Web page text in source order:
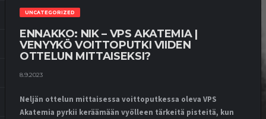
UNCATEGORIZED
ENNAKKO: NIK – VPS AKATEMIA |
VENYYKÖ VOITTOPUTKI VIIDEN
OTTELUN MITTAISEKSI?
8.9.2023
Neljän ottelun mittaisessa voittoputkessa oleva VPS
Akatemia pyrkii keräämään vyölleen tärkeitä pisteitä, kun